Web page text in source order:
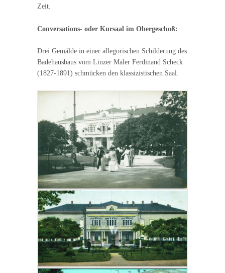
Zeit.
Conversations- oder Kursaal im Obergeschoß:
Drei Gemälde in einer allegorischen Schilderung des
Badehausbaus vom Linzer Maler Ferdinand Scheck
(1827-1891) schmücken den klassizistischen Saal.